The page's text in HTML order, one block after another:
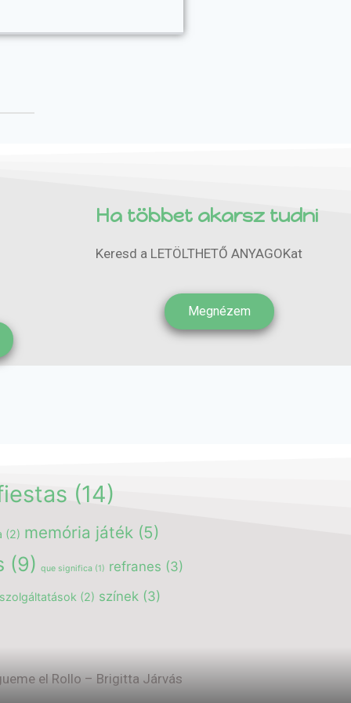
Ha többet akarsz tudni
Keresd a LETÖLTHETŐ ANYAGOKat
Megnézem
(14)
(2) memória játék (5)
(9) que significa (1) refranes (3)
szolgáltatások (2) színek (3)
el Rollo – Brigitta Járvás